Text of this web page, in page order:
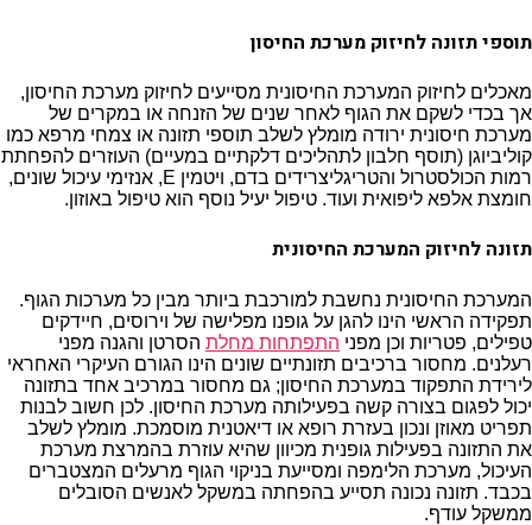
תוספי תזונה לחיזוק מערכת החיסון
מאכלים לחיזוק המערכת החיסונית מסייעים לחיזוק מערכת החיסון,
אך בכדי לשקם את הגוף לאחר שנים של הזנחה או במקרים של
מערכת חיסונית ירודה מומלץ לשלב תוספי תזונה או צמחי מרפא כמו
קוליביוגן (תוסף חלבון לתהליכים דלקתיים במעיים) העוזרים להפחתת
רמות הכולסטרול והטריגליצרידים בדם, ויטמין E, אנזימי עיכול שונים,
חומצת אלפא ליפואית ועוד. טיפול יעיל נוסף הוא טיפול באוזון.
תזונה לחיזוק המערכת החיסונית
המערכת החיסונית נחשבת למורכבת ביותר מבין כל מערכות הגוף.
תפקידה הראשי הינו להגן על גופנו מפלישה של וירוסים, חיידקים
טפילים, פטריות וכן מפני התפתחות מחלת הסרטן והגנה מפני
רעלנים. מחסור ברכיבים תזונתיים שונים הינו הגורם העיקרי האחראי
לירידת התפקוד במערכת החיסון; גם מחסור במרכיב אחד בתזונה
יכול לפגום בצורה קשה בפעילותה מערכת החיסון. לכן חשוב לבנות
תפריט מאוזן ונכון בעזרת רופא או דיאטנית מוסמכת. מומלץ לשלב
את התזונה בפעילות גופנית מכיוון שהיא עוזרת בהמרצת מערכת
העיכול, מערכת הלימפה ומסייעת בניקוי הגוף מרעלים המצטברים
בכבד. תזונה נכונה תסייע בהפחתה במשקל לאנשים הסובלים
ממשקל עודף.